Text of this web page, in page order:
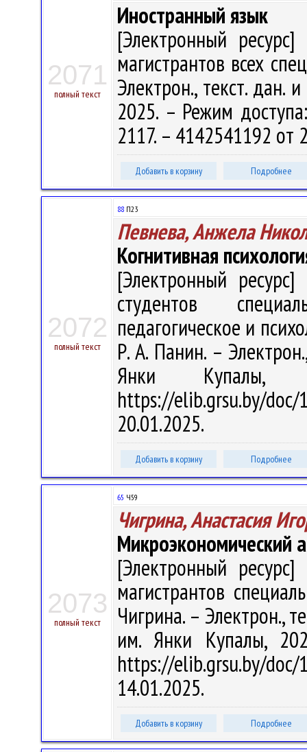
2071
полный текст
Иностранный язык
[Электронный
магистрантов всех
Электрон., текст. дан.
2025. – Режим
2117. – 4142541192 от
Добавить в корзину Подробнее
2072
полный текст
88 П23
Певнева, Анжела
Когнитивная
[Электронный
студентов
педагогическое и
Р. А. Панин. –
Янки
https://elib.grsu.by/
20.01.2025.
Добавить в корзину Подробнее
2073
полный текст
65 Ч59
Чигрина, Анастасия
Микроэкономический
[Электронный
магистрантов
Чигрина. – Электрон.,
им. Янки Купалы,
https://elib.grsu.by/
14.01.2025.
Добавить в корзину Подробнее